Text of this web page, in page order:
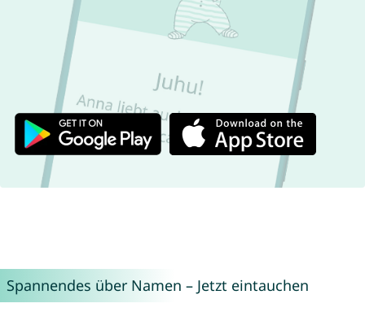
Spannendes über Namen – Jetzt eintauchen